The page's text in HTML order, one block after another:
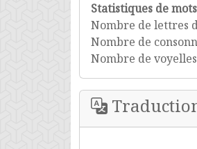
Statistiques de
Nombre de lettres
Nombre de
Nombre de